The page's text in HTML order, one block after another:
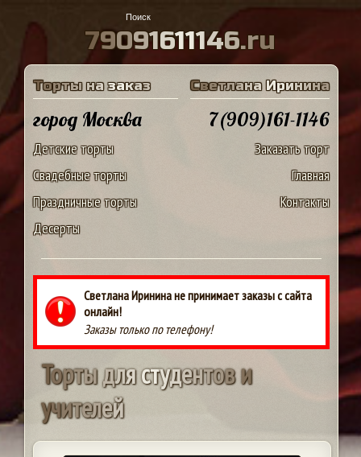
79091611146.ru
Торты на заказ
город Москва
Детские торты
Свадебные торты
Праздничные торты
Десерты
Светлана Иринина
7(909)161-1146
Заказать торт
Главная
Контакты
Светлана Иринина не принимает заказы с сайта
онлайн!
Заказы только по телефону!
Тортыдлястудентови
учителей